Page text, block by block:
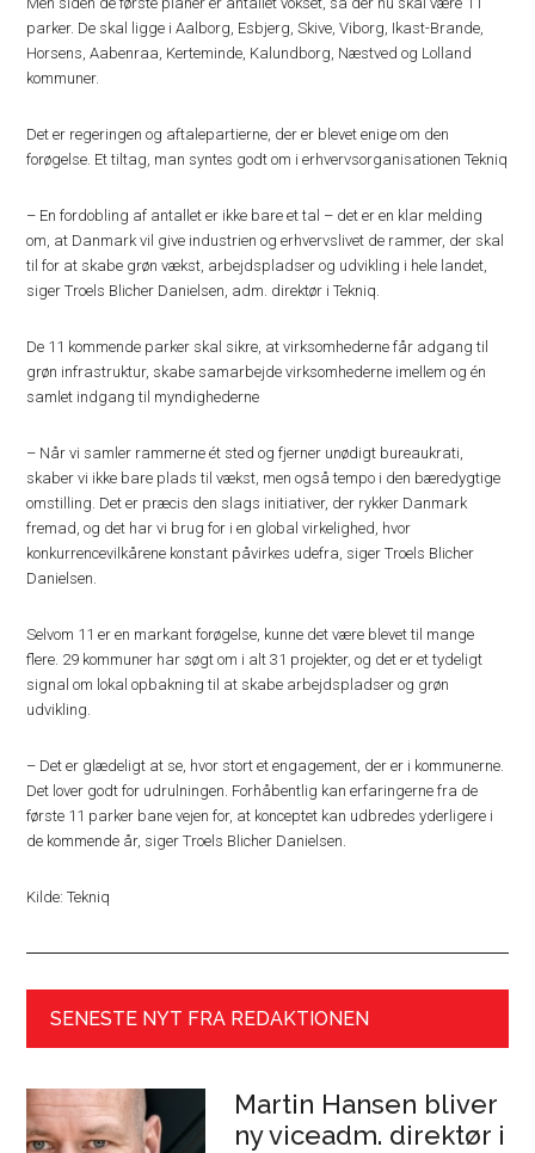
parker. De skal ligge i Aalborg, Esbjerg, Skive, Viborg, Ikast-Brande,
Horsens, Aabenraa, Kerteminde, Kalundborg, Næstved og Lolland
kommuner.
Det er regeringen og aftalepartierne, der er blevet enige om den
forøgelse. Et tiltag, man syntes godt om i erhvervsorganisationen Tekniq
– En fordobling af antallet er ikke bare et tal – det er en klar melding
om, at Danmark vil give industrien og erhvervslivet de rammer, der skal
til for at skabe grøn vækst, arbejdspladser og udvikling i hele landet,
siger Troels Blicher Danielsen, adm. direktør i Tekniq.
De 11 kommende parker skal sikre, at virksomhederne får adgang til
grøn infrastruktur, skabe samarbejde virksomhederne imellem og én
samlet indgang til myndighederne
– Når vi samler rammerne ét sted og fjerner unødigt bureaukrati,
skaber vi ikke bare plads til vækst, men også tempo i den bæredygtige
omstilling. Det er præcis den slags initiativer, der rykker Danmark
fremad, og det har vi brug for i en global virkelighed, hvor
konkurrencevilkårene konstant påvirkes udefra, siger Troels Blicher
Danielsen.
Selvom 11 er en markant forøgelse, kunne det være blevet til mange
flere. 29 kommuner har søgt om i alt 31 projekter, og det er et tydeligt
signal om lokal opbakning til at skabe arbejdspladser og grøn
udvikling.
– Det er glædeligt at se, hvor stort et engagement, der er i kommunerne.
Det lover godt for udrulningen. Forhåbentlig kan erfaringerne fra de
første 11 parker bane vejen for, at konceptet kan udbredes yderligere i
de kommende år, siger Troels Blicher Danielsen.
Kilde: Tekniq
SENESTE NYT FRA REDAKTIONEN
Martin Hansen bliver
ny viceadm. direktør i